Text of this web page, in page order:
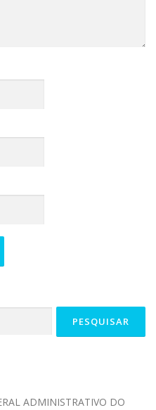
ADMINISTRATIVO DO